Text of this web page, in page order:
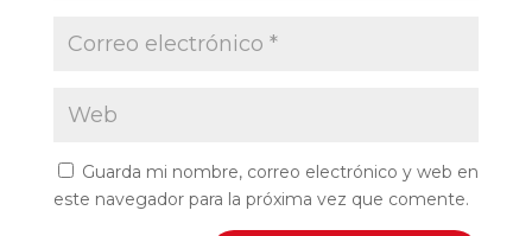
Guarda mi nombre, correo electrónico y web en
este navegador para la próxima vez que comente.